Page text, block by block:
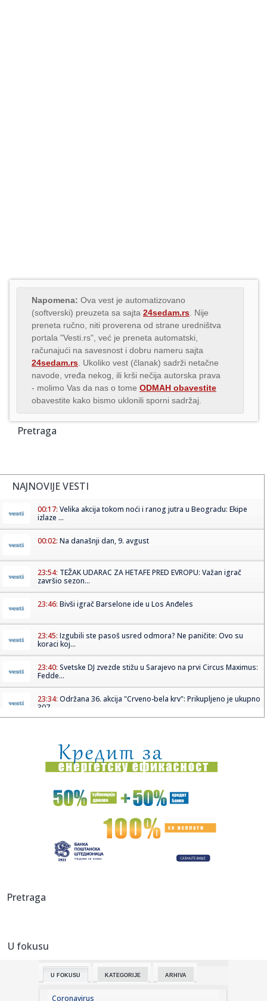
Napomena: Ova vest je automatizovano
(softverski) preuzeta sa sajta 24sedam.rs . Nije
preneta ručno, niti proverena od strane uredništva
portala "Vesti.rs", već je preneta automatski,
računajući na savesnost i dobru nameru sajta
24sedam.rs . Ukoliko vest (članak) sadrži netačne
navode, vređa nekog, ili krši nečija autorska prava
- molimo Vas da nas o tome ODMAH obavestite
obavestite kako bismo uklonili sporni sadržaj.
Pretraga
NAJNOVIJE VESTI
00:17: Velika akcija tokom noći i ranog jutra u Beogradu: Ekipe
izlaze ...
00:02: Na današnji dan, 9. avgust
23:54: TEŽAK UDARAC ZA HETAFE PRED EVROPU: Važan igrač
završio sezon...
23:46: Bivši igrač Barselone ide u Los Anđeles
23:45: Izgubili ste pasoš usred odmora? Ne paničite: Ovo su
koraci koj...
23:40: Svetske DJ zvezde stižu u Sarajevo na prvi Circus Maximus:
Fedde...
23:34: Održana 36. akcija "Crveno-bela krv": Prikupljeno je ukupno
307 ...
23:31:U julu u Sloveniji prodato 12,4 posto više automobila
23:30:Nada Obrić otvoreno o razvodima: Bivšima sam sve
ostavljala, a ...
ZVEZDA SPREMA POJAČANJE: Igrač Real Madrida na korak
23:21:Izrael pravi plan bez Trampa
opas...
23:16:
23:06:
Jovanovića čeka ogroman posao – Teleoptik ponovo
Pretraga
U fokusu
U FOKUSU KATEGORIJE ARHIVA
Coronavirus